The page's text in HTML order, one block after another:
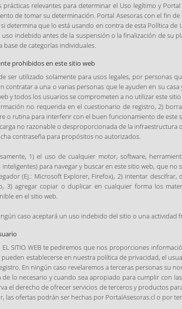
prácticas relevantes para determinar el Uso legítimo y
de tomar su determinación. Portal Asesoras con el fin
determina que lo está usando en contra de esta Política
uso indebido antes de la suspensión o la finalización de su
base de categorías individuales.
prohibidos en este sitio web
ser utilizado solamente para usos legales, por
contratar a una o varias personas que le ayuden en su
y todos los usuarios se comprometen a no utilizar este
no requerida en el cuestionario de registro, 2)
o rutina para interferir con el buen funcionamiento de este
no razonable o desproporcionada de la infraestructura
contraseña para propósitos no autorizados.
1) el uso de cualquier motor, software,
inteligentes) para navegar y buscar en este sitio web, que
(Ej.: Microsoft Explorer, Firefox), 2) intentar
3) agregar copiar o duplicar en cualquier forma los
en el sitio web.
caso aceptará un uso indebido del sitio o una
EL SITIO WEB te pediremos que nos proporciones
establecerse en nuestra política de privacidad, el
En ningún caso revelaremos a terceras personas su
de lo necesario y cuando sea apropiado para cumplir con
el derecho de ofrecer servicios de terceros y productos
las ofertas podrán ser hechas por PortalAsesoras.cl o por